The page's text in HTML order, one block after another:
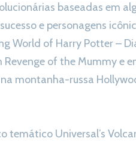
baseadas em
e personagens
World of Harry Potter –
of the Mummy e
montanha-russa
Universal’s